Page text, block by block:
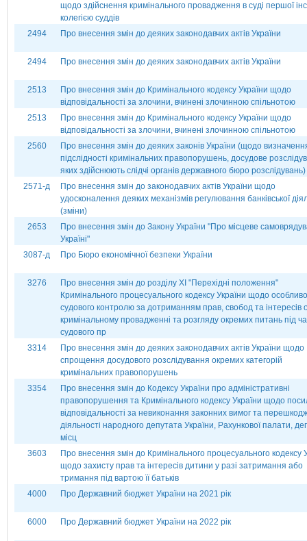
щодо здійснення кримінального провадження в суді першої
колегією суддів
2494
Про внесення змін до деяких законодавчих актів України
2494 Про внесення змін до деяких законодавчих актів України
2513
Про внесення змін до Кримінального кодексу України щодо
відповідальності за злочини, вчинені злочинною спільнотою
2513
Про внесення змін до Кримінального кодексу України щодо
відповідальності за злочини, вчинені злочинною спільнотою
2560
Про внесення змін до деяких законів України (щодо
підслідності кримінальних правопорушень, досудове
яких здійснюють слідчі органів державного бюро розслідувань)
2571-д
Про внесення змін до законодавчих актів України щодо
удосконалення деяких механізмів регулювання банківської
(зміни)
2653
Про внесення змін до Закону України "Про місцеве
Україні"
3087-д
Про Бюро економічної безпеки України
3276
Про внесення змін до розділу ХІ "Перехідні положення"
Кримінального процесуального кодексу України щодо
судового контролю за дотриманням прав, свобод та інтересів
кримінальному провадженні та розгляду окремих питань під
судового пр
3314
Про внесення змін до деяких законодавчих актів України щодо
спрощення досудового розслідування окремих категорій
кримінальних правопорушень
3354
Про внесення змін до Кодексу України про адміністративні
правопорушення та Кримінального кодексу України щодо
відповідальності за невиконання законних вимог та
діяльності народного депутата України, Рахункової палати,
місц
3603
Про внесення змін до Кримінального процесуального кодексу
щодо захисту прав та інтересів дитини у разі затримання або
тримання під вартою її батьків
4000
Про Державний бюджет України на 2021 рік
6000 Про Державний бюджет України на 2022 рік